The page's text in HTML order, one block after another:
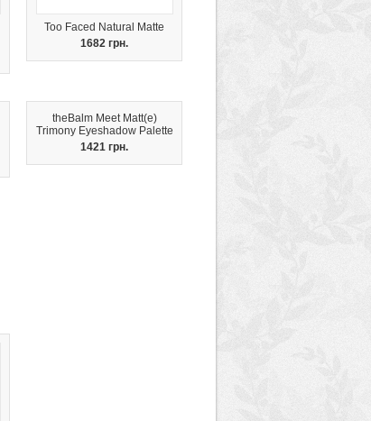
Too Faced Natural Matte
1682 грн.
theBalm Meet Matt(e)
Trimony Eyeshadow Palette
1421 грн.